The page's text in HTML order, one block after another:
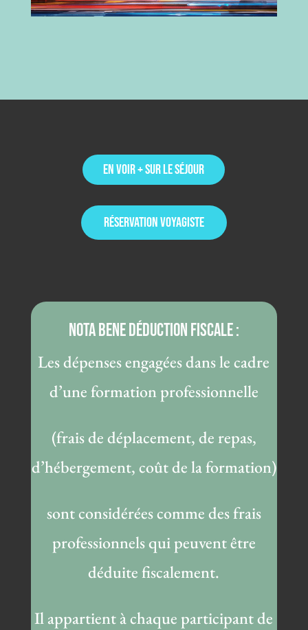
en voir + sur le séjour
réservation voyagiste
NOTA BENE Déduction fiscale :
Les dépenses engagées dans le cadre
d’une formation professionnelle
(frais de déplacement, de repas,
d’hébergement, coût de la formation)
sont considérées comme des frais
professionnels qui peuvent être
déduite fiscalement.
Il appartient à chaque participant de